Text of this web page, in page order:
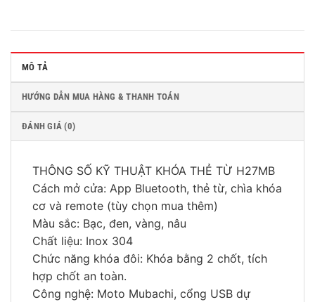
MÔ TẢ
HƯỚNG DẪN MUA HÀNG & THANH TOÁN
ĐÁNH GIÁ (0)
THÔNG SỐ KỸ THUẬT KHÓA THẺ TỪ H27MB
Cách mở cửa: App Bluetooth, thẻ từ, chìa khóa
cơ và remote (tùy chọn mua thêm)
Màu sắc: Bạc, đen, vàng, nâu
Chất liệu: Inox 304
Chức năng khóa đôi: Khóa bằng 2 chốt, tích
hợp chốt an toàn.
Công nghệ: Moto Mubachi, cổng USB dự